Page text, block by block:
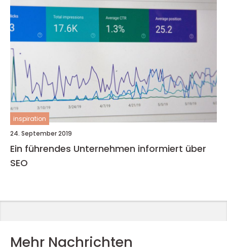
inspiration
24. September 2019
Ein führendes Unternehmen informiert über
SEO
Mehr Nachrichten